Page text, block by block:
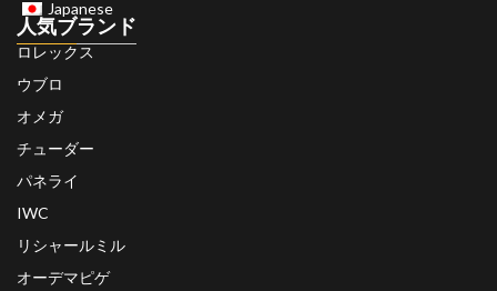
Japanese
人気ブランド
ロレックス
ウブロ
オメガ
チューダー
パネライ
IWC
リシャールミル
オーデマピゲ